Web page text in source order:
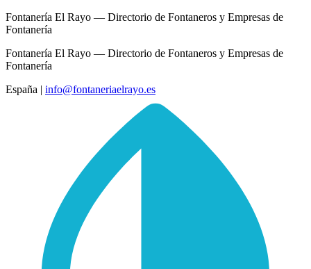
Fontanería El Rayo — Directorio de Fontaneros y Empresas de
Fontanería
Fontanería El Rayo — Directorio de Fontaneros y Empresas de
Fontanería
España | info@fontaneriaelrayo.es